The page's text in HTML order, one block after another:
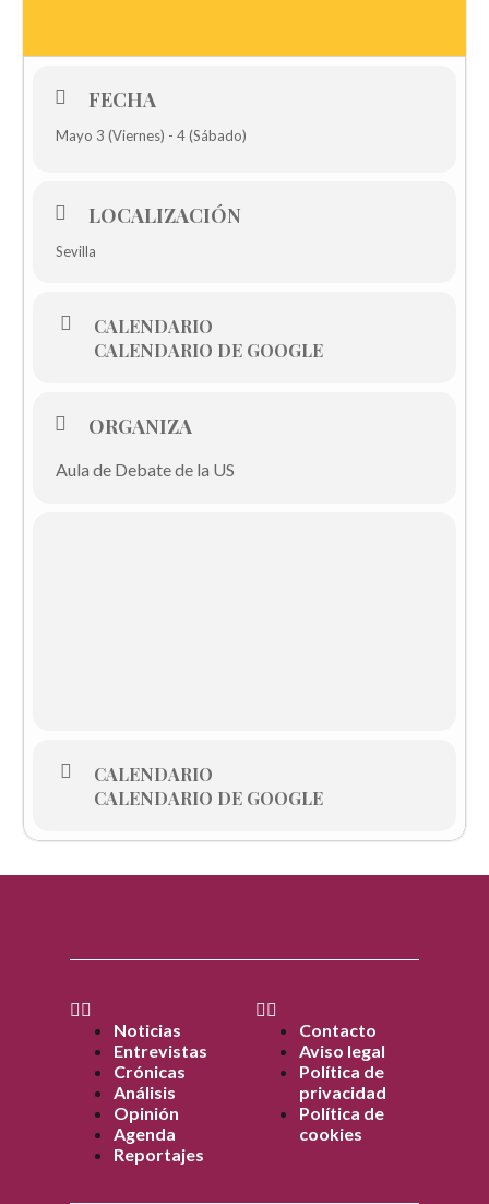
FECHA
Mayo 3 (Viernes) - 4 (Sábado)
LOCALIZACIÓN
Sevilla
CALENDARIO
CALENDARIO DE GOOGLE
ORGANIZA
Aula de Debate de la US
CALENDARIO
CALENDARIO DE GOOGLE
Noticias
Entrevistas
Crónicas
Análisis
Opinión
Agenda
Reportajes
Contacto
Aviso legal
Política de
privacidad
Política de
cookies